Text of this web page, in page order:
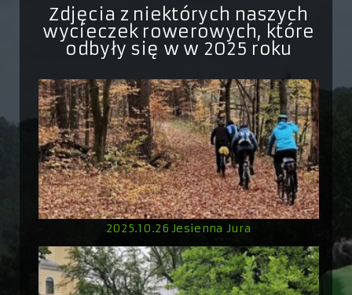
Zdjęcia z niektórych naszych
wycieczek rowerowych, które
odbyły się w w 2025 roku
2025.10.26 Jesienna Jura